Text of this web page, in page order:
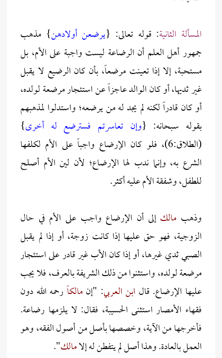
المسألة الثانية: قوله تعالى: {يرضعن أولادهن} مذهب
جمهور أهل العلم أن الرضاعة ليست واجبة على الأم، بل
مستحبة، إلا إذا تعينت مرضعاً، بأن كان الرضيع لا يقبل
غير ثديها، أو كان الوالد عاجزاً عن استئجار مرضعة لولده،
أو كان قادراً لكنه لم يجد له من يرضعه؛ واستدلوا لمذهبهم
بقوله سبحانه: {وإن تعاسرتم فسترضع له أخرى}
(الطلاق:6)، فلو كان الإرضاع واجباً على الأم لكلفها
الشرع به، وإنما ندب لها الإرضاع؛ لأن لين الأم أصلح
للطفل، وشفقة الأم عليه أكثر.
وذهب مالكإلى أن الإرضاع واجب على الأم في حال
الزوجية، فهو حق عليها إذا كانت زوجة، أو إذا لم يقبل
الصبي ثدي غيرها، أو إذا كان الأب غير قادر على استئجار
مرضعة لولده، واستثنوا من ذلك الشريفة بالعرف، فلا يجب
عليها الإرضاع. قال ابن العربي: "إنمالكاًرحمه الله دون
فقهاء الأمصار استثنى الحسيبة، فقال: لا يلزمها رضاعة.
فأخرجها من الآية، وخصصها بأصل من أصول الفقه، وهو
العمل بالعادة. وهذا أصل لم يتفطن له إلامالك".